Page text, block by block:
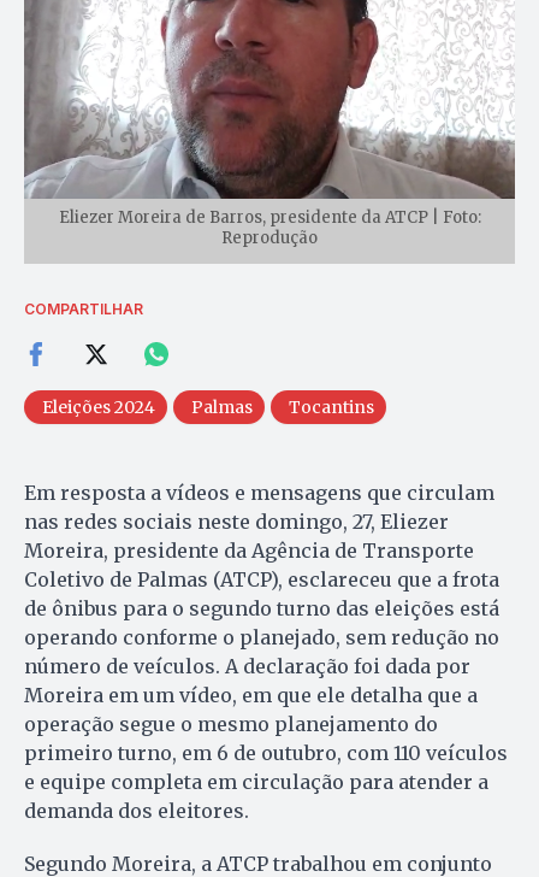
Eliezer Moreira de Barros, presidente da ATCP | Foto:
Reprodução
COMPARTILHAR
Eleições 2024 Palmas Tocantins
Em resposta a vídeos e mensagens que circulam
nas redes sociais neste domingo, 27, Eliezer
Moreira, presidente da Agência de Transporte
Coletivo de Palmas (ATCP), esclareceu que a frota
de ônibus para o segundo turno das eleições está
operando conforme o planejado, sem redução no
número de veículos. A declaração foi dada por
Moreira em um vídeo, em que ele detalha que a
operação segue o mesmo planejamento do
primeiro turno, em 6 de outubro, com 110 veículos
e equipe completa em circulação para atender a
demanda dos eleitores.
Segundo Moreira, a ATCP trabalhou em conjunto